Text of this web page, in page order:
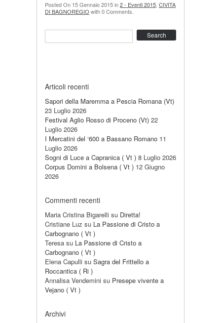
Posted On 15 Gennaio 2015 in2 - Eventi 2015 CIVITA
DI BAGNOREGIO with 0 Comments.
Articoli recenti
Sapori della Maremma a Pescia Romana (Vt)
23 Luglio 2026
Festival Aglio Rosso di Proceno (Vt) 22
Luglio 2026
I Mercatini del ‘600 a Bassano Romano 11
Luglio 2026
Sogni di Luce a Capranica ( Vt ) 8 Luglio 2026
Corpus Domini a Bolsena ( Vt ) 12 Giugno
2026
Commenti recenti
Maria Cristina Bigarelli su Diretta!
Cristiane Luz su La Passione di Cristo a
Carbognano ( Vt )
Teresa su La Passione di Cristo a
Carbognano ( Vt )
Elena Capulli su Sagra del Frittello a
Roccantica ( Ri )
Annalisa Vendemini su Presepe vivente a
Vejano ( Vt )
Archivi